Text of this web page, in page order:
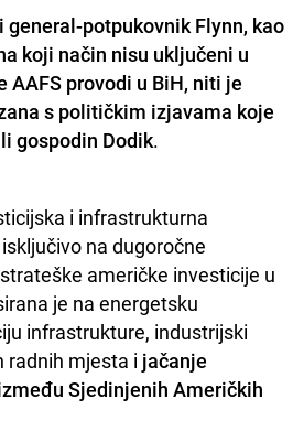
potpukovnik Flynn, kao
koji način nisu uključeni u
AAFS provodi u BiH, niti je
s političkim izjavama koje
gospodin Dodik.
i infrastrukturna
na dugoročne
američke investicije u
je na energetsku
infrastrukture, industrijski
radnih mjesta i jačanje
Sjedinjenih Američkih